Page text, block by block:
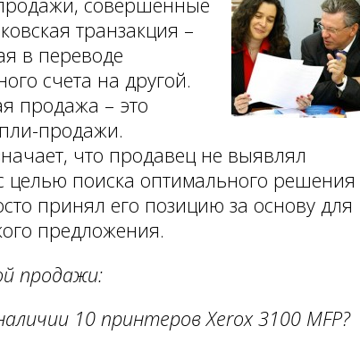
транзакция –
в переводе
счета на другой.
продажа – это
продажи.
что продавец не выявлял
целью поиска оптимального решения
принял его позицию за основу для
предложения.
продажи:
10 принтеровXerox3100 MFP?